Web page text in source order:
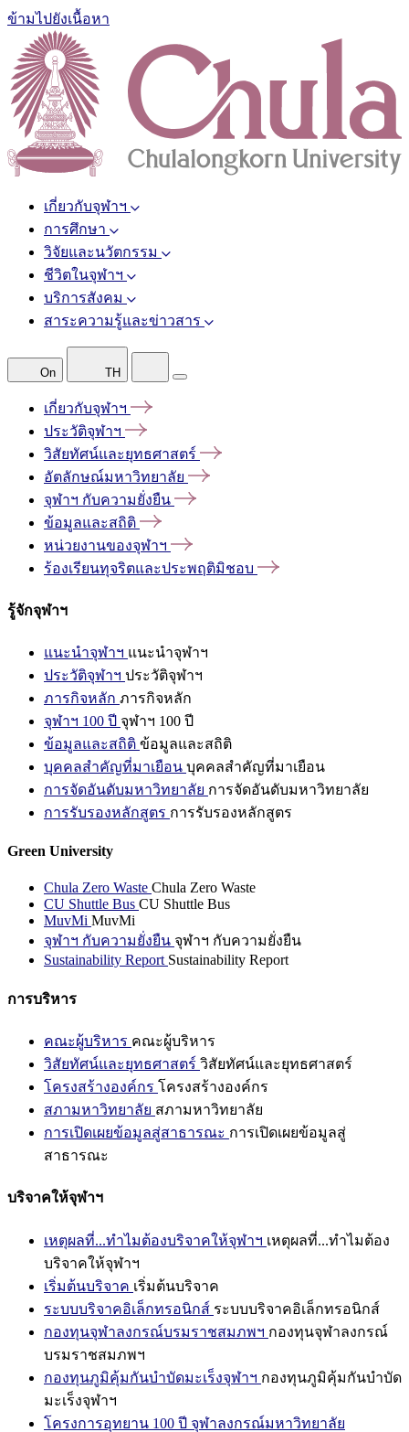
ข้ามไปยังเนื้อหา
เกี่ยวกับจุฬาฯ
การศึกษา
วิจัยและนวัตกรรม
ชีวิตในจุฬาฯ
บริการสังคม
สาระความรู้และข่าวสาร
On TH
เกี่ยวกับจุฬาฯ
ประวัติจุฬาฯ
วิสัยทัศน์และยุทธศาสตร์
อัตลักษณ์มหาวิทยาลัย
จุฬาฯ กับความยั่งยืน
ข้อมูลและสถิติ
หน่วยงานของจุฬาฯ
ร้องเรียนทุจริตและประพฤติมิชอบ
รู้จักจุฬาฯ
แนะนำจุฬาฯ แนะนำจุฬาฯ
ประวัติจุฬาฯ ประวัติจุฬาฯ
ภารกิจหลัก ภารกิจหลัก
จุฬาฯ 100 ปี จุฬาฯ 100 ปี
ข้อมูลและสถิติ ข้อมูลและสถิติ
บุคคลสำคัญที่มาเยือน บุคคลสำคัญที่มาเยือน
การจัดอันดับมหาวิทยาลัย การจัดอันดับมหาวิทยาลัย
การรับรองหลักสูตร การรับรองหลักสูตร
Green University
Chula Zero Waste Chula Zero Waste
CU Shuttle Bus CU Shuttle Bus
MuvMi MuvMi
จุฬาฯ กับความยั่งยืน จุฬาฯ กับความยั่งยืน
Sustainability Report Sustainability Report
การบริหาร
คณะผู้บริหาร คณะผู้บริหาร
วิสัยทัศน์และยุทธศาสตร์ วิสัยทัศน์และยุทธศาสตร์
โครงสร้างองค์กร โครงสร้างองค์กร
สภามหาวิทยาลัย สภามหาวิทยาลัย
การเปิดเผยข้อมูลสู่สาธารณะ การเปิดเผยข้อมูลสู่
สาธารณะ
บริจาคให้จุฬาฯ
เหตุผลที่...ทำไมต้องบริจาคให้จุฬาฯ เหตุผลที่...ทำไมต้อง
บริจาคให้จุฬาฯ
เริ่มต้นบริจาค เริ่มต้นบริจาค
ระบบบริจาคอิเล็กทรอนิกส์ ระบบบริจาคอิเล็กทรอนิกส์
กองทุนจุฬาลงกรณ์บรมราชสมภพฯ กองทุนจุฬาลงกรณ์
บรมราชสมภพฯ
กองทุนภูมิคุ้มกันบำบัดมะเร็งจุฬาฯ กองทุนภูมิคุ้มกันบำบัด
มะเร็งจุฬาฯ
โครงการอุทยาน 100 ปี จุฬาลงกรณ์มหาวิทยาลัย